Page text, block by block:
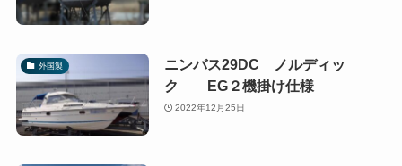
外国製
ニンバス29DC ノルディッ
ク EG２機掛け仕様
2022年12月25日